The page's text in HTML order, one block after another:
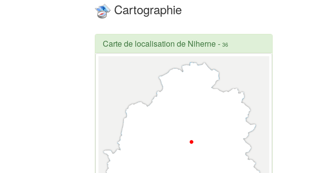
Cartographie
Carte de localisation de Niherne- 36